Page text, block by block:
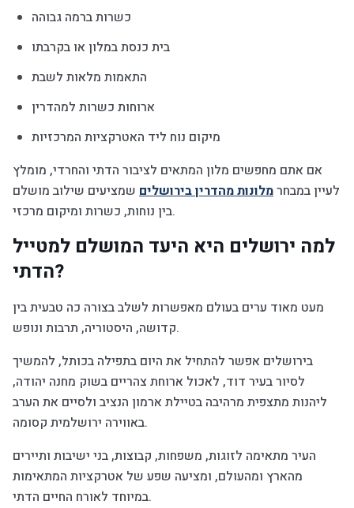
כשרות ברמה גבוהה
בית כנסת במלון או בקרבתו
התאמות מלאות לשבת
ארוחות כשרות למהדרין
מיקום נוח ליד האטרקציות המרכזיות
אם אתם מחפשים מלון המתאים לציבור הדתי והחרדי, מומלץ
לעיין במבחרמלונות מהדרין בירושלים שמציעים שילוב מושלם
בין נוחות, כשרות ומיקום מרכזי.
למה ירושלים היא היעד המושלם למטייל
הדתי?
מעט מאוד ערים בעולם מאפשרות לשלב בצורה כה טבעית בין
קדושה, היסטוריה, תרבות ונופש.
בירושלים אפשר להתחיל את היום בתפילה בכותל, להמשיך
לסיור בעיר דוד, לאכול ארוחת צהריים בשוק מחנה יהודה,
ליהנות מתצפית מרהיבה בטיילת ארמון הנציב ולסיים את הערב
באווירה ירושלמית קסומה.
העיר מתאימה לזוגות, משפחות, קבוצות, בני ישיבות ותיירים
מהארץ ומהעולם, ומציעה שפע של אטרקציות המתאימות
במיוחד לאורח החיים הדתי.